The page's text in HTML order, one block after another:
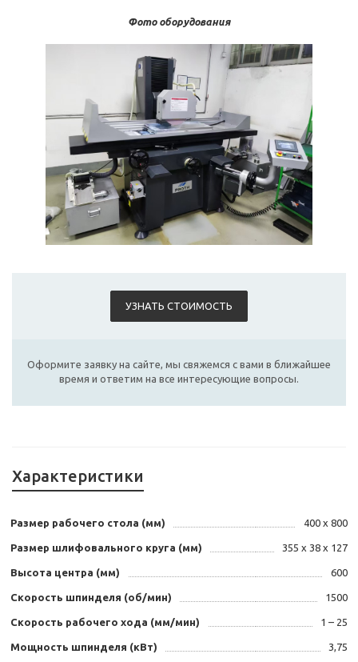
Фото оборудования
УЗНАТЬ СТОИМОСТЬ
Оформите заявку на сайте, мы свяжемся с вами в ближайшее
время и ответим на все интересующие вопросы.
Характеристики
Размер рабочего стола (мм) 400 х 800
Размер шлифовального круга (мм) 355 х 38 x 127
Высота центра (мм) 600
Скорость шпинделя (об/мин) 1500
Скорость рабочего хода (мм/мин) 1 – 25
Мощность шпинделя (кВт) 3,75